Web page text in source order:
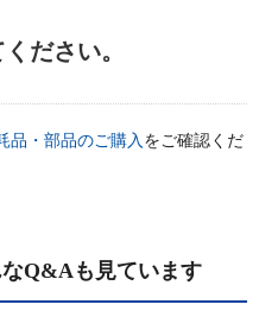
ださい。
品・部品のご購入 をご確認くだ
Q&Aも見ています